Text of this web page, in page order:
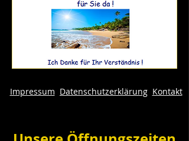
Impressum Datenschutzerklärung Kontakt